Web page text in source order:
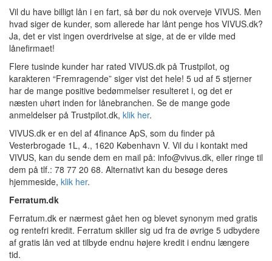
Vil du have billigt lån i en fart, så bør du nok overveje VIVUS. Men
hvad siger de kunder, som allerede har lånt penge hos VIVUS.dk?
Ja, det er vist ingen overdrivelse at sige, at de er vilde med
lånefirmaet!
Flere tusinde kunder har rated VIVUS.dk på Trustpilot, og
karakteren “Fremragende” siger vist det hele! 5 ud af 5 stjerner
har de mange positive bedømmelser resulteret i, og det er
næsten uhørt inden for lånebranchen. Se de mange gode
anmeldelser på Trustpilot.dk, klik her.
VIVUS.dk er en del af 4finance ApS, som du finder på
Vesterbrogade 1L, 4., 1620 København V. Vil du i kontakt med
VIVUS, kan du sende dem en mail på: info@vivus.dk, eller ringe til
dem på tlf.: 78 77 20 68. Alternativt kan du besøge deres
hjemmeside, klik her.
Ferratum.dk
Ferratum.dk er nærmest gået hen og blevet synonym med gratis
og rentefri kredit. Ferratum skiller sig ud fra de øvrige 5 udbydere
af gratis lån ved at tilbyde endnu højere kredit i endnu længere
tid.